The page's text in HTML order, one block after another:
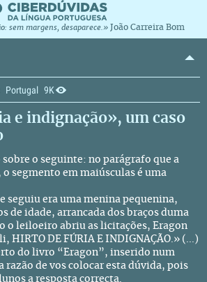
sem margens, desaparece.» João Carreira Bom
Portugal 9K
e indignação», um caso
sobre o seguinte: no parágrafo que a
o segmento em maiúsculas é uma
seguiu era uma menina pequenina,
de idade, arrancada dos braços duma
o leiloeiro abriu as licitações, Eragon
HIRTO DE FÚRIA E INDIGNAÇÃO.» (...)
do livro “Eragon”, inserido num
razão de vos colocar esta dúvida, pois
a resposta correcta.